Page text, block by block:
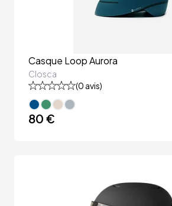
Casque Loop Aurora
Closca
(0 avis)
80 €